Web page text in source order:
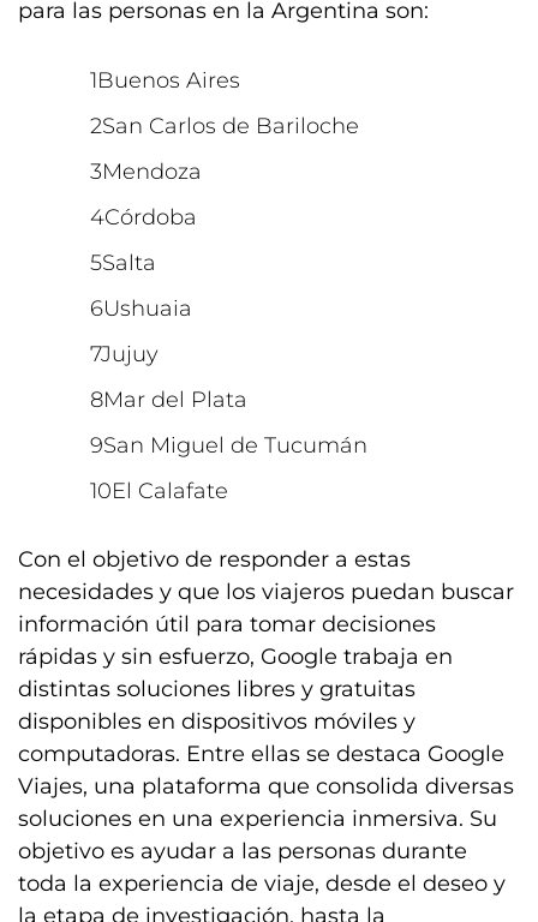
para las personas en la Argentina son:
Buenos Aires
San Carlos de Bariloche
Mendoza
Córdoba
Salta
Ushuaia
Jujuy
Mar del Plata
San Miguel de Tucumán
El Calafate
Con el objetivo de responder a estas
necesidades y que los viajeros puedan buscar
información útil para tomar decisiones
rápidas y sin esfuerzo, Google trabaja en
distintas soluciones libres y gratuitas
disponibles en dispositivos móviles y
computadoras. Entre ellas se destaca Google
Viajes, una plataforma que consolida diversas
soluciones en una experiencia inmersiva. Su
objetivo es ayudar a las personas durante
toda la experiencia de viaje, desde el deseo y
la etapa de investigación, hasta la